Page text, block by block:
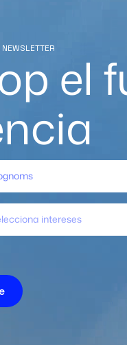
el
intereses